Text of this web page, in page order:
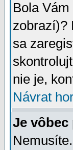
Bola
zobrazí)?
sa
nie je,
Návrat
Je